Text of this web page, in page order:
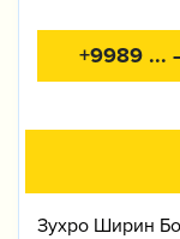
+9989 ...
Зухро Ширин